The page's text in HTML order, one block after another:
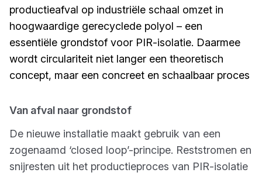
productieafval op industriële schaal omzet in
hoogwaardige gerecyclede polyol – een
essentiële grondstof voor PIR-isolatie. Daarmee
wordt circulariteit niet langer een theoretisch
concept, maar een concreet en schaalbaar proces
Van afval naar grondstof
De nieuwe installatie maakt gebruik van een
zogenaamd ‘closed loop’-principe. Reststromen en
snijresten uit het productieproces van PIR-isolatie